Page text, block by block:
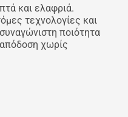
και ελαφριά.
τεχνολογίες και
ποιότητα
χωρίς